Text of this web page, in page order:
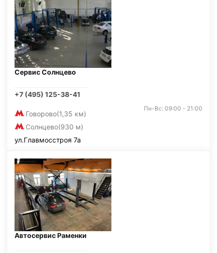
Сервис Солнцево
+7 (495) 125-38-41
Говорово(1,35 км)
Солнцево(930 м)
Пн-Вс: 09:00 - 21:00
ул.Главмосстроя 7а
Автосервис Раменки